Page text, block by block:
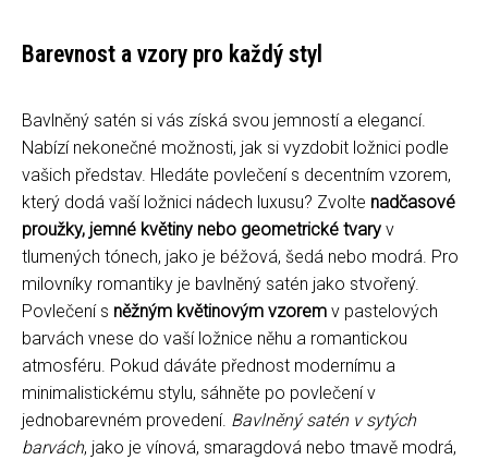
Barevnost a vzory pro každý styl
Bavlněný satén si vás získá svou jemností a elegancí.
Nabízí nekonečné možnosti, jak si vyzdobit ložnici podle
vašich představ. Hledáte povlečení s decentním vzorem,
který dodá vaší ložnici nádech luxusu? Zvolte nadčasové
proužky, jemné květiny nebo geometrické tvary v
tlumených tónech, jako je béžová, šedá nebo modrá. Pro
milovníky romantiky je bavlněný satén jako stvořený.
Povlečení s něžným květinovým vzorem v pastelových
barvách vnese do vaší ložnice něhu a romantickou
atmosféru. Pokud dáváte přednost modernímu a
minimalistickému stylu, sáhněte po povlečení v
jednobarevném provedení. Bavlněný satén v sytých
barvách, jako je vínová, smaragdová nebo tmavě modrá,